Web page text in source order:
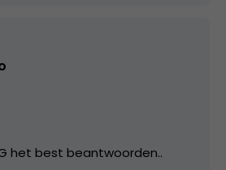
het best beantwoorden..